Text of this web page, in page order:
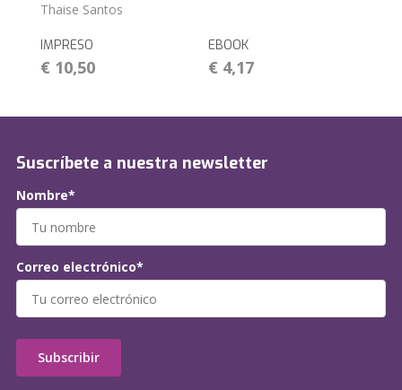
Thaise Santos
IMPRESO
€ 10,50
EBOOK
€ 4,17
Suscríbete a nuestra newsletter
Nombre*
Correo electrónico*
Subscribir